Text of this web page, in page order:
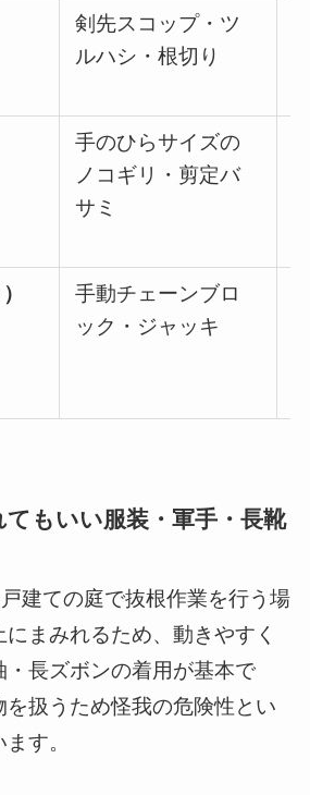
剣先スコップ・ツ
ルハシ・根切り
手のひらサイズの
ノコギリ・剪定バ
サミ
手動チェーンブロ
ック・ジャッキ
もいい服装・軍手・長靴
建ての庭で抜根作業を行う場
まみれるため、動きやすく
長ズボンの着用が基本で
扱うため怪我の危険性とい
す。